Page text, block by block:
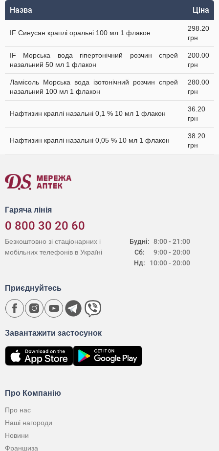
Назва Ціна
IF Синусан краплі оральні 100 мл 1 флакон
298.20
грн
IF Морська вода гіпертонічний розчин спрей
назальний 50 мл 1 флакон
200.00
грн
Ламісоль Морська вода ізотонічний розчин спрей
назальний 100 мл 1 флакон
280.00
грн
Нафтизин краплі назальні 0,1 % 10 мл 1 флакон
36.20
грн
Нафтизин краплі назальні 0,05 % 10 мл 1 флакон
38.20
грн
Гаряча лінія
0 800 30 20 60
Будні:
Сб:
Нд:
8:00 - 21:00
9:00 - 20:00
10:00 - 20:00
Безкоштовно зі стаціонарних і
мобільних телефонів в Україні
Про Компанію
Про нас
Наші нагороди
Новини
Франшиза
Завантажити застосунок
Приєднуйтесь